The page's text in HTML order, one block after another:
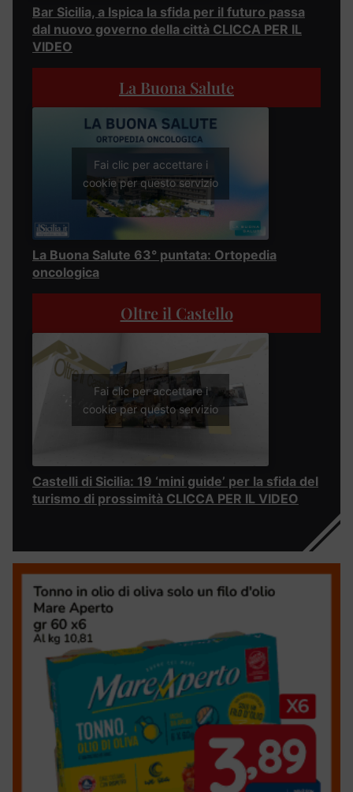
Bar Sicilia, a Ispica la sfida per il futuro passa
dal nuovo governo della città CLICCA PER IL
VIDEO
La Buona Salute
Fai clic per accettare i
cookie per questo servizio
La Buona Salute 63° puntata: Ortopedia
oncologica
Oltre il Castello
Fai clic per accettare i
cookie per questo servizio
Castelli di Sicilia: 19 ‘mini guide’ per la sfida del
turismo di prossimità CLICCA PER IL VIDEO